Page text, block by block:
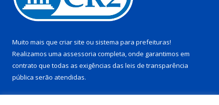
Muito mais que criar site ou sistema para prefeituras!
Realizamos uma assessoria completa, onde garantimos em
contrato que todas as exigências das leis de transparência
pública serão atendidas.